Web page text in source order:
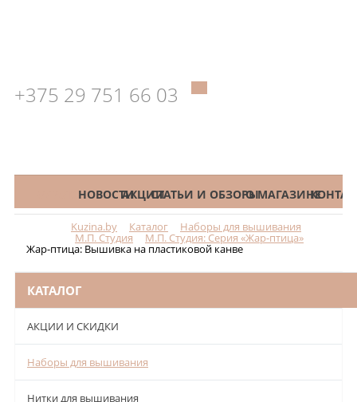
+375 29 751 66 03
КАТАЛОГНОВОСТИАКЦИИСТАТЬИ И ОБЗОРЫО МАГАЗИНЕ
Kuzina.by Каталог Наборы для вышивания
М.П. Студия М.П. Студия: Серия «Жар-птица»
Жар-птица: Вышивка на пластиковой канве
КАТАЛОГ
АКЦИИ И СКИДКИ
Наборы для вышивания
Нитки для вышивания